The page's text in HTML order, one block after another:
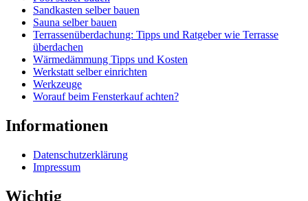
Sandkasten selber bauen
Sauna selber bauen
Terrassenüberdachung: Tipps und Ratgeber wie Terrasse
überdachen
Wärmedämmung Tipps und Kosten
Werkstatt selber einrichten
Werkzeuge
Worauf beim Fensterkauf achten?
Informationen
Datenschutzerklärung
Impressum
Wichtig